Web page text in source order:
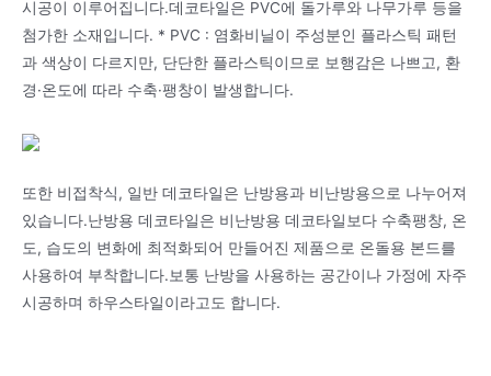
시공이 이루어집니다.데코타일은 PVC에 돌가루와 나무가루 등을
첨가한 소재입니다. * PVC : 염화비닐이 주성분인 플라스틱 패턴
과 색상이 다르지만, 단단한 플라스틱이므로 보행감은 나쁘고, 환
경·온도에 따라 수축·팽창이 발생합니다.
또한 비접착식, 일반 데코타일은 난방용과 비난방용으로 나누어져
있습니다.난방용 데코타일은 비난방용 데코타일보다 수축팽창, 온
도, 습도의 변화에 최적화되어 만들어진 제품으로 온돌용 본드를
사용하여 부착합니다.보통 난방을 사용하는 공간이나 가정에 자주
시공하며 하우스타일이라고도 합니다.